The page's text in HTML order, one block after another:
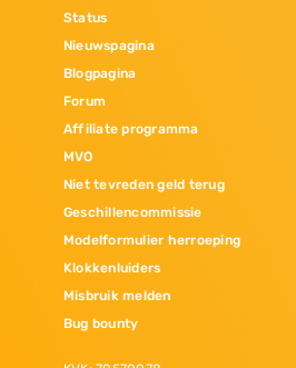
Status
Nieuwspagina
Blogpagina
Forum
Affiliate programma
MVO
Niet tevreden geld terug
Geschillencommissie
Modelformulier herroeping
Klokkenluiders
Misbruik melden
Bug bounty